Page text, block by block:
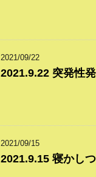
2021/09/22
2021.9.22 突発性
2021/09/15
2021.9.15 寝かし